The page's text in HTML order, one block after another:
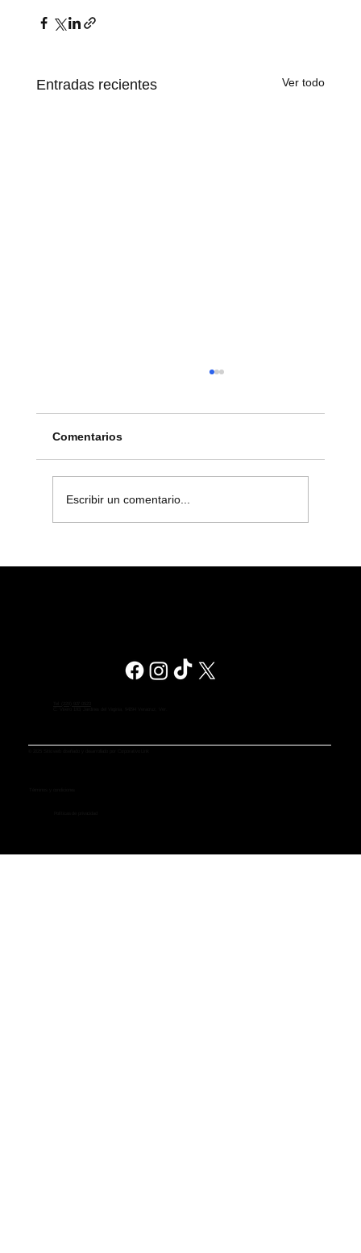
Entradas recientes Ver todo
Comentarios
Escribir un comentario...